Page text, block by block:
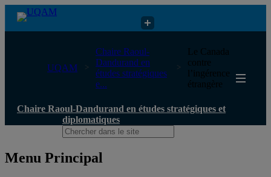
Chaire Raoul-Dandurand en études stratégiques et diplomatiques
UQAM
Chaire Raoul-
Dandurand en
études stratégiques
e...
Le Canada
contre
l’ingérence
étrangère
Chaire Raoul-Dandurand en études stratégiques et
diplomatiques
Menu Principal